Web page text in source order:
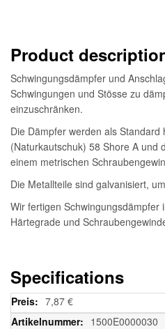
Product
Schwingungsdämpfer und
Schwingungen und Stösse zu
einzuschränken.
Die Dämpfer werden als Standard
(Naturkautschuk) 58 Shore A und
einem metrischen
Die Metallteile sind galvanisiert,
Wir fertigen Schwingungsdämpfer
Härtegrade und
Specifications
Weitere
Informationen
7,87 €
1500E0000030